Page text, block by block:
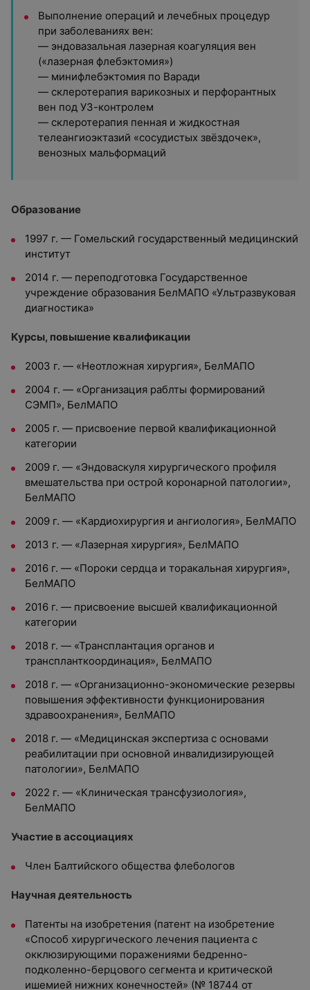
Выполнение операций и лечебных процедур
при заболеваниях вен:
— эндовазальная лазерная коагуляция вен
(«лазерная флебэктомия»)
— минифлебэктомия по Варади
— склеротерапия варикозных и перфорантных
вен под УЗ-контролем
— склеротерапия пенная и жидкостная
телеангиоэктазий «сосудистых звёздочек»,
венозных мальформаций
Образование
1997 г. — Гомельский государственный медицинский
институт
2014 г. — переподготовка Государственное
учреждение образования БелМАПО «Ультразвуковая
диагностика»
Курсы, повышение квалификации
2003 г. — «Неотложная хирургия», БелМАПО
2004 г. — «Организация раблты формирований
СЭМП», БелМАПО
2005 г. — присвоение первой квалификационной
категории
2009 г. — «Эндоваскуля хирургического профиля
вмешательства при острой коронарной патологии»,
БелМАПО
2009 г. — «Кардиохирургия и ангиология», БелМАПО
2013 г. — «Лазерная хирургия», БелМАПО
2016 г. — «Пороки сердца и торакальная хирургия»,
БелМАПО
2016 г. — присвоение высшей квалификационной
категории
2018 г. — «Трансплантация органов и
транспланткоординация», БелМАПО
2018 г. — «Организационно-экономические резервы
повышения эффективности функционирования
здравоохранения», БелМАПО
2018 г. — «Медицинская экспертиза с основами
реабилитации при основной инвалидизирующей
патологии», БелМАПО
2022 г. — «Клиническая трансфузиология»,
БелМАПО
Участие в ассоциациях
Член Балтийского общества флебологов
Научная деятельность
Патенты на изобретения (патент на изобретение
«Способ хирургического лечения пациента с
окклюзирующими поражениями бедренно-
подколенно-берцового сегмента и критической
ишемией нижних конечностей» (№ 18744 от